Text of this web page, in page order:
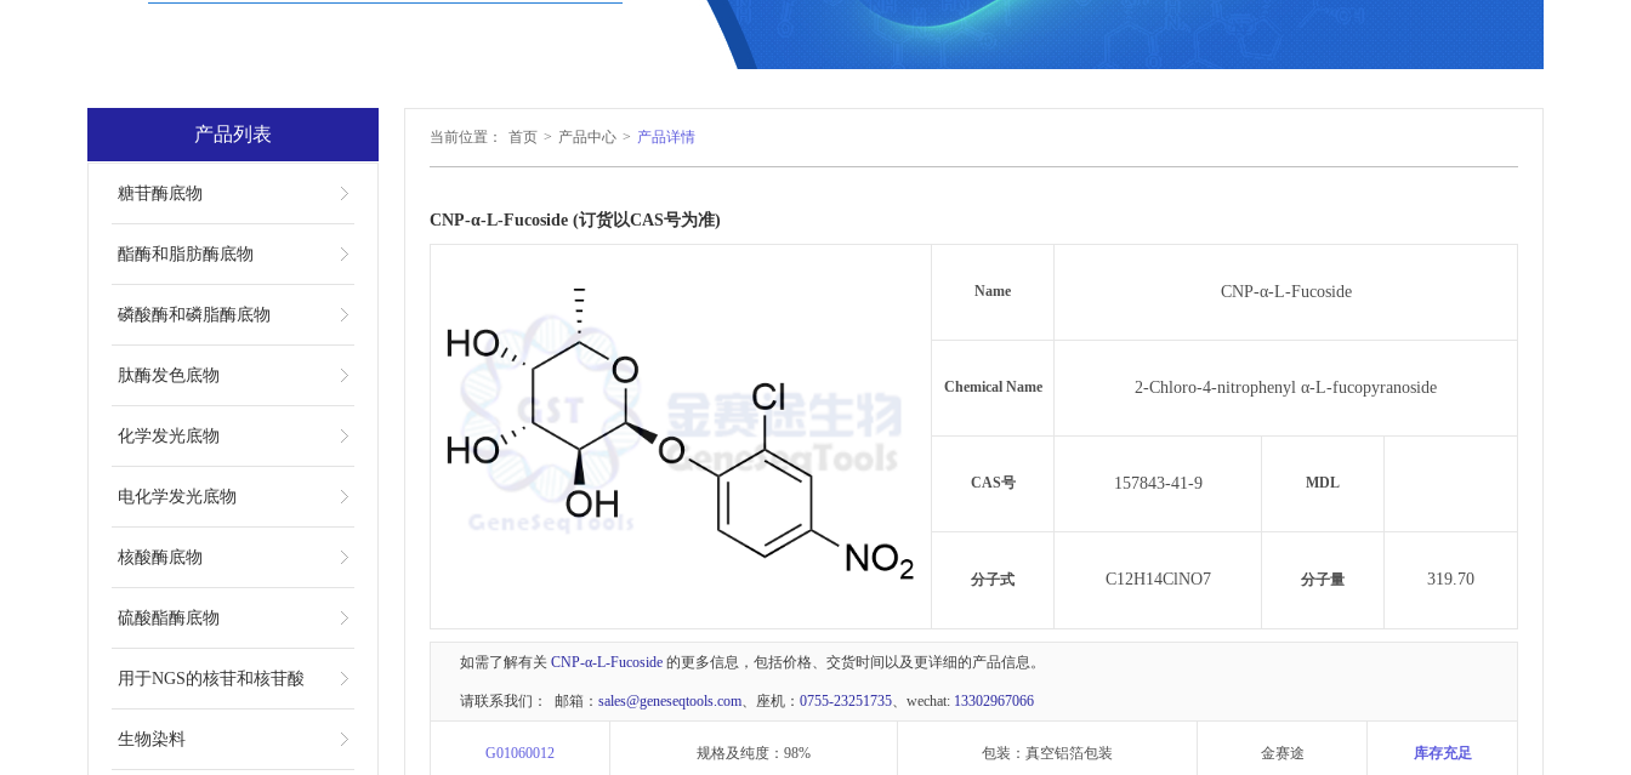
产品列表
糖苷酶底物
酯酶和脂肪酶底物
磷酸酶和磷脂酶底物
肽酶发色底物
化学发光底物
电化学发光底物
核酸酶底物
硫酸酯酶底物
用于NGS的核苷和核苷酸
生物染料
当前位置： 首页 > 产品中心 > 产品详情
CNP-α-L-Fucoside (订货以CAS号为准)
Name CNP-α-L-Fucoside
Chemical Name 2-Chloro-4-nitrophenyl α-L-fucopyranoside
CAS号 157843-41-9 MDL
分子式 C12H14ClNO7 分子量 319.70
如需了解有关 CNP-α-L-Fucoside 的更多信息，包括价格、交货时间以及更详细的产品信息。
请联系我们： 邮箱： sales@geneseqtools.com、座机： 0755-23251735、wechat: 13302967066
G01060012 规格及纯度：98% 包装：真空铝箔包装 金赛途 库存充足